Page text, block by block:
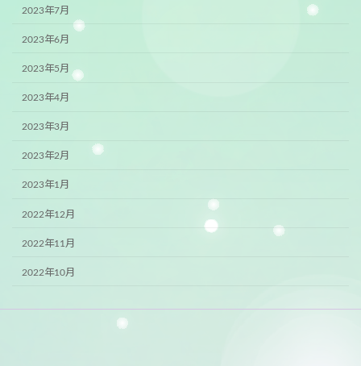
2023年7月
2023年6月
2023年5月
2023年4月
2023年3月
2023年2月
2023年1月
2022年12月
2022年11月
2022年10月